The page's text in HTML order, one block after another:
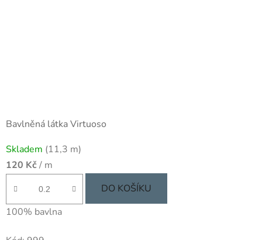
Bavlněná látka Virtuoso
Skladem (11,3 m)
120 Kč/ m
DO KOŠÍKU
100% bavlna